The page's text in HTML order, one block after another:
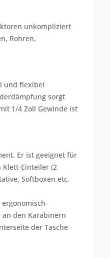
unkompliziert
Rohren,
und flexibel
sorgt
1/4 Zoll Gewinde ist
Er ist geeignet für
Klett-Einteiler (2
Softboxen etc.
den Karabinern
der Tasche